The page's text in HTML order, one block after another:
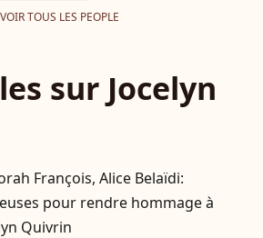
VOIR TOUS LES PEOPLE
sur Jocelyn
François, Alice Belaïdi:
pour rendre hommage à
Quivrin